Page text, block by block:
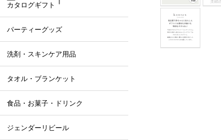
カタログギフト
パーティーグッズ
洗剤・スキンケア用品
タオル・ブランケット
食品・お菓子・ドリンク
ジェンダーリビール